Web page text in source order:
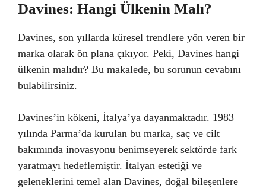
Davines: Hangi Ülkenin Malı?
Davines, son yıllarda küresel trendlere yön veren bir
marka olarak ön plana çıkıyor. Peki, Davines hangi
ülkenin malıdır? Bu makalede, bu sorunun cevabını
bulabilirsiniz.
Davines’in kökeni, İtalya’ya dayanmaktadır. 1983
yılında Parma’da kurulan bu marka, saç ve cilt
bakımında inovasyonu benimseyerek sektörde fark
yaratmayı hedeflemiştir. İtalyan estetiği ve
geleneklerini temel alan Davines, doğal bileşenlere